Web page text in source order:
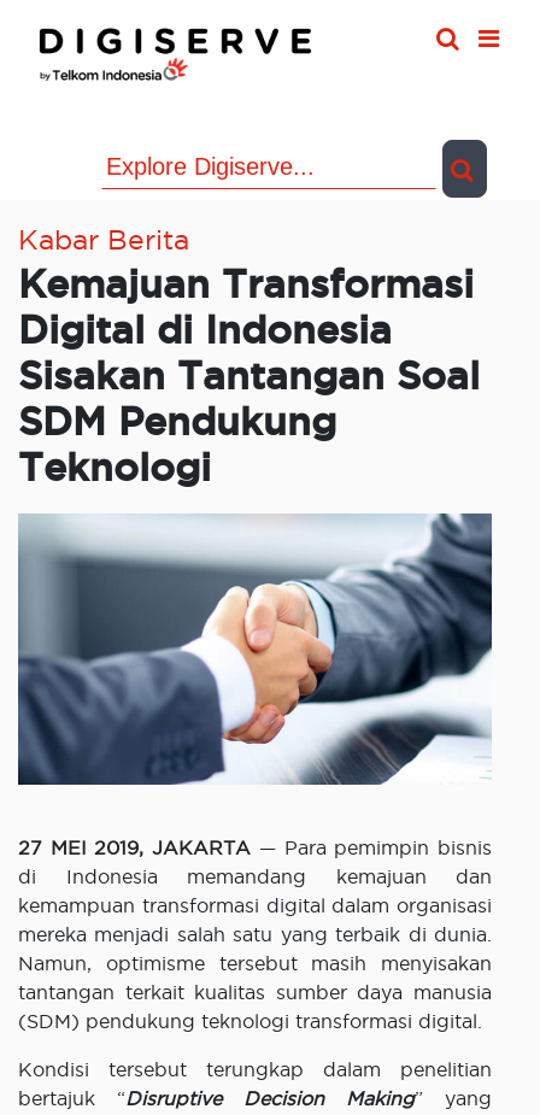
content
Kabar Berita
Kemajuan Transformasi
Digital di Indonesia
Sisakan Tantangan Soal
SDM Pendukung
Teknologi
27 MEI 2019, JAKARTA — Para pemimpin bisnis
di Indonesia memandang kemajuan dan
kemampuan transformasi digital dalam organisasi
mereka menjadi salah satu yang terbaik di dunia.
Namun, optimisme tersebut masih menyisakan
tantangan terkait kualitas sumber daya manusia
(SDM) pendukung teknologi transformasi digital.
Kondisi tersebut terungkap dalam penelitian
bertajuk “Disruptive Decision Making” yang